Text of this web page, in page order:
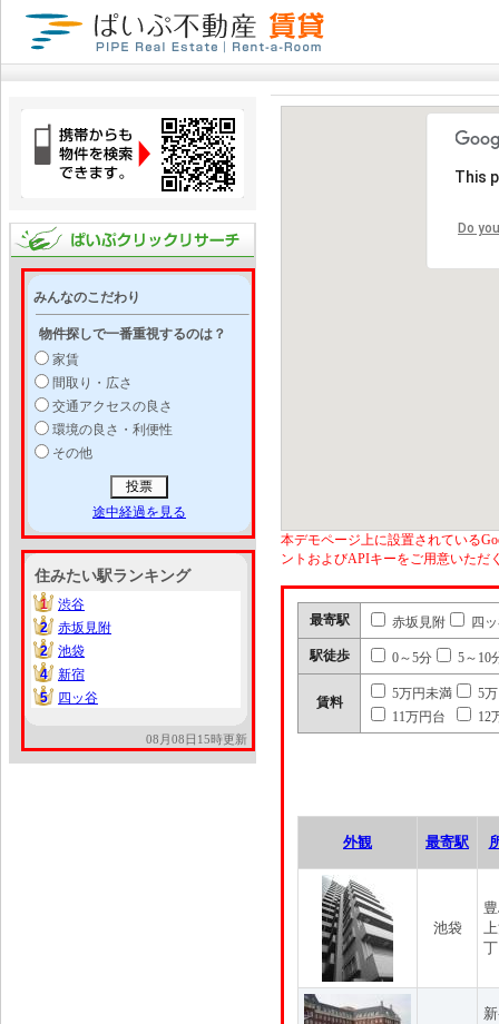
みんなのこだわり
物件探しで一番重視するのは？
家賃
間取り・広さ
交通アクセスの良さ
環境の良さ・利便性
その他
途中経過を見る
住みたい駅ランキング
1
1
渋谷
2
2
赤坂見附
2
2
池袋
4
4
新宿
5
5 四ッ谷
08月08日15時更新
This
Do
本デモページ上に設置されている
ントおよびAPIキーをご用意いただ
最寄駅 赤坂見附 四
駅徒歩 0～5分 5～10
賃料
5万円未満
5
11万円台
12
外観 最寄駅
池袋